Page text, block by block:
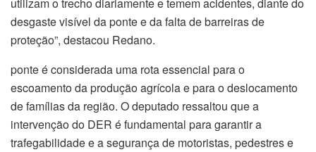
utilizam o trecho diariamente e temem acidentes, diante do
desgaste visível da ponte e da falta de barreiras de
proteção”, destacou Redano.
ponte é considerada uma rota essencial para o
escoamento da produção agrícola e para o deslocamento
de famílias da região. O deputado ressaltou que a
intervenção do DER é fundamental para garantir a
trafegabilidade e a segurança de motoristas, pedestres e